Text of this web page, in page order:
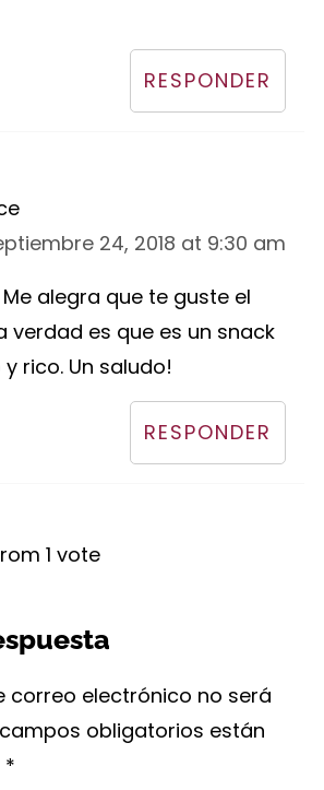
RESPONDER
24, 2018 at 9:30 am
alegra que te guste el
verdad es que es un snack
rico. Un saludo!
RESPONDER
1 vote
correo electrónico no será
obligatorios están
*